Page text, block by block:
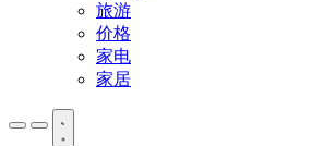
旅游
价格
家电
家居